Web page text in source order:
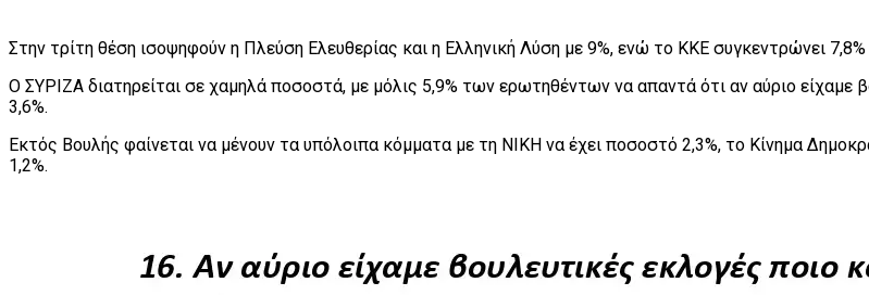
Στην τρίτη θέση ισοψηφούν η Πλεύση Ελευθερίας και η Ελληνική Λύση με 9%, ενώ το ΚΚΕ συγκεντρώνει
Ο ΣΥΡΙΖΑ διατηρείται σε χαμηλά ποσοστά, με μόλις 5,9% των ερωτηθέντων να απαντά ότι αν αύριο
3,6%.
Εκτός Βουλής φαίνεται να μένουν τα υπόλοιπα κόμματα με τη ΝΙΚΗ να έχει ποσοστό 2,3%, το Κίνημα
1,2%.